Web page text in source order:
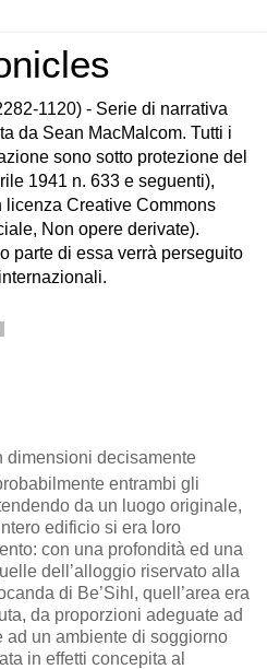
1120) - Serie di narrativa
da Sean MacMalcom. Tutti i
sono sotto protezione del
1941 n. 633 e seguenti),
licenza Creative Commons
Non opere derivate).
parte di essa verrà perseguito
dimensioni decisamente
entrambi gli
da un luogo originale,
edificio si era loro
con una profondità ed una
dell’alloggio riservato alla
di Be’Sihl, quell’area era
da proporzioni adeguate ad
ad un ambiente di soggiorno
in effetti concepita al